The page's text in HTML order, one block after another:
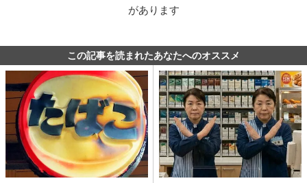
があります
この記事を読まれたあなたへのオススメ